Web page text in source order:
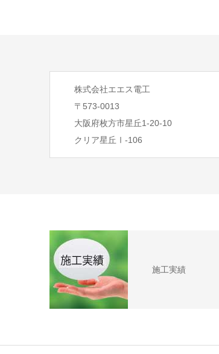
株式会社エエス電工
〒573-0013
大阪府枚方市星丘1-20-10
クリア星丘Ⅰ-106
施工実績